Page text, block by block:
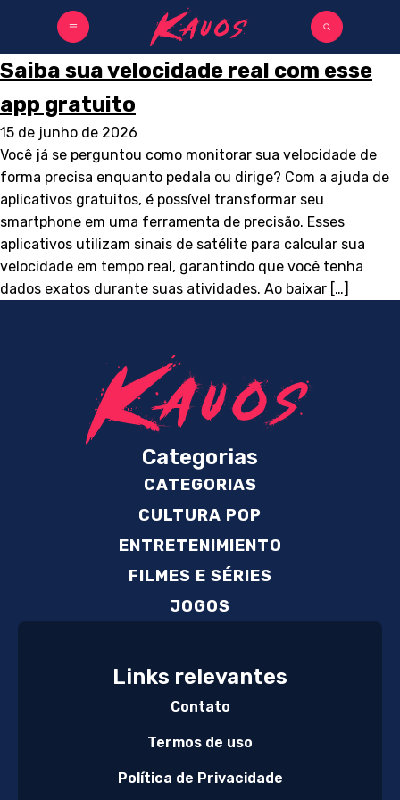
Saiba sua velocidade real com esse
app gratuito
15 de junho de 2026
Você já se perguntou como monitorar sua velocidade de
forma precisa enquanto pedala ou dirige? Com a ajuda de
aplicativos gratuitos, é possível transformar seu
smartphone em uma ferramenta de precisão. Esses
aplicativos utilizam sinais de satélite para calcular sua
velocidade em tempo real, garantindo que você tenha
dados exatos durante suas atividades. Ao baixar […]
Categorias
CATEGORIAS
CULTURA POP
ENTRETENIMIENTO
FILMES E SÉRIES
JOGOS
Links relevantes
Contato
Termos de uso
Política de Privacidade